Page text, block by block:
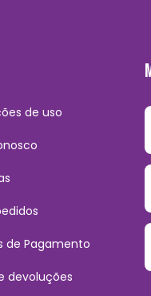
de uso
de Pagamento
devoluções